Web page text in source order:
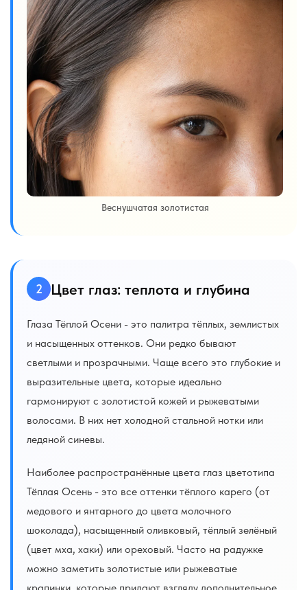
Веснушчатая золотистая
2 Цвет глаз: теплота и глубина
Глаза Тёплой Осени - это палитра тёплых, землистых
и насыщенных оттенков. Они редко бывают
светлыми и прозрачными. Чаще всего это глубокие и
выразительные цвета, которые идеально
гармонируют с золотистой кожей и рыжеватыми
волосами. В них нет холодной стальной нотки или
ледяной синевы.
Наиболее распространённые цвета глаз цветотипа
Тёплая Осень - это все оттенки тёплого карего (от
медового и янтарного до цвета молочного
шоколада), насыщенный оливковый, тёплый зелёный
(цвет мха, хаки) или ореховый. Часто на радужке
можно заметить золотистые или рыжеватые